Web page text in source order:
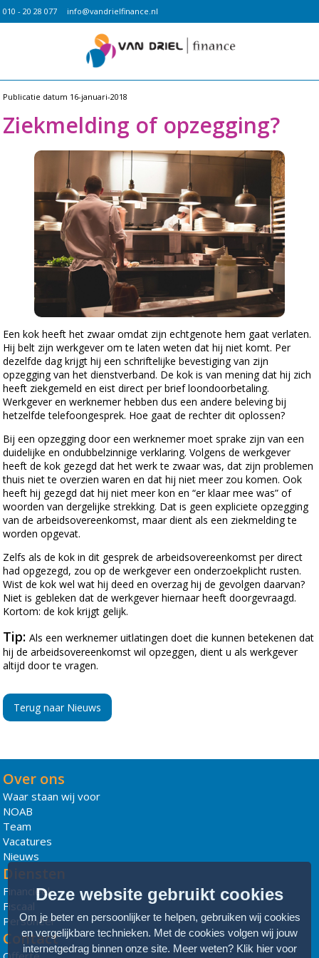
010 - 20 28 077 info@vandrielfinance.nl
Publicatie datum 16-januari-2018
Ziekmelding of opzegging?
Een kok heeft het zwaar omdat zijn echtgenote hem gaat verlaten.
Hij belt zijn werkgever om te laten weten dat hij niet komt. Per
dezelfde dag krijgt hij een schriftelijke bevestiging van zijn
opzegging van het dienstverband. De kok is van mening dat hij zich
heeft ziekgemeld en eist direct per brief loondoorbetaling.
Werkgever en werknemer hebben dus een andere beleving bij
hetzelfde telefoongesprek. Hoe gaat de rechter dit oplossen?
Bij een opzegging door een werknemer moet sprake zijn van een
duidelijke en ondubbelzinnige verklaring. Volgens de werkgever
heeft de kok gezegd dat het werk te zwaar was, dat zijn problemen
thuis niet te overzien waren en dat hij niet meer zou komen. Ook
heeft hij gezegd dat hij niet meer kon en “er klaar mee was” of
woorden van dergelijke strekking. Dat is geen expliciete opzegging
van de arbeidsovereenkomst, maar dient als een ziekmelding te
worden opgevat.
Zelfs als de kok in dit gesprek de arbeidsovereenkomst per direct
had opgezegd, zou op de werkgever een onderzoekplicht rusten.
Wist de kok wel wat hij deed en overzag hij de gevolgen daarvan?
Niet is gebleken dat de werkgever hiernaar heeft doorgevraagd.
Kortom: de kok krijgt gelijk.
Tip:Als een werknemer uitlatingen doet die kunnen betekenen dat
hij de arbeidsovereenkomst wil opzeggen, dient u als werkgever
altijd door te vragen.
Terug naar Nieuws
Over ons
Waar staan wij voor
NOAB
Team
Vacatures
Nieuws
Diensten
Financieel
Fiscaal
Personeel
Contact
Deze website gebruikt cookies
Om je beter en persoonlijker te helpen, gebruiken wij cookies
en vergelijkbare technieken. Met de cookies volgen wij jouw
internetgedrag binnen onze site. Meer weten? Klik hier voor